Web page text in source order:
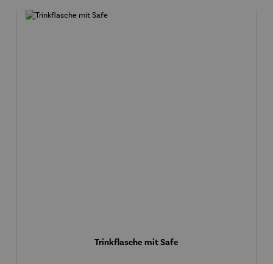
Trinkflasche mit Safe